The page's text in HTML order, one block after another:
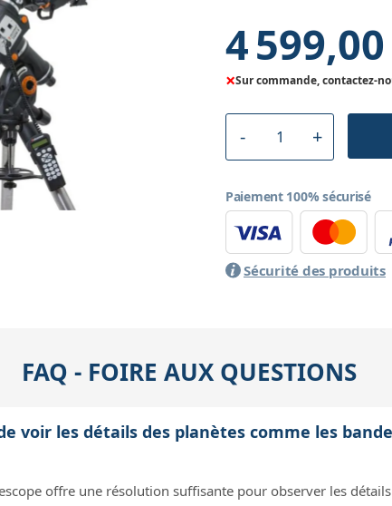
4
×Sur commande, contactez-
Paiement 100% sécurisé
Sécurité des produits
FAQ - FOIRE AUX QUESTIONS
voir les détails des planètes comme les
offre une résolution suffisante pour observer les